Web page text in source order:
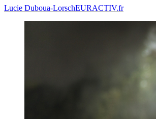
Lucie Duboua-LorschEURACTIV.fr